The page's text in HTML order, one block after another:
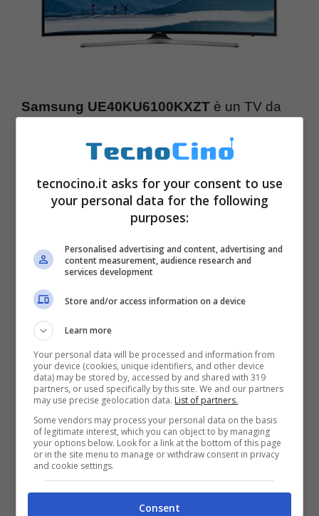
Samsung UE40KU6100KXZT è un TV da
che misura 91,8 x 10,4 x 53,6 centimetri per
un peso di 8 chilogrammi. È mosso da un
processore quad-core e incorpora la
tecnologia di sintonizzazione dei canali DVB
T/2. In formato 16:9, ha un consumo
energetico piuttosto basso visto che si
assesta sui 68Watt. Include due porte USB e
HDMI e funzionalità smart TV per scaricare le
applicazioni apposite.
tecnocino.it asks for your consent to use
your personal data for the following
purposes:
Personalised advertising and content, advertising and
content measurement, audience research and
services development
Store and/or access information on a device
Learn more
Your personal data will be processed and information from
your device (cookies, unique identifiers, and other device
data) may be stored by, accessed by and shared with 319
partners, or used specifically by this site. We and our partners
may use precise geolocation data. List of partners.
Some vendors may process your personal data on the basis
of legitimate interest, which you can object to by managing
your options below. Look for a link at the bottom of this page
or in the site menu to manage or withdraw consent in privacy
and cookie settings.
Consent